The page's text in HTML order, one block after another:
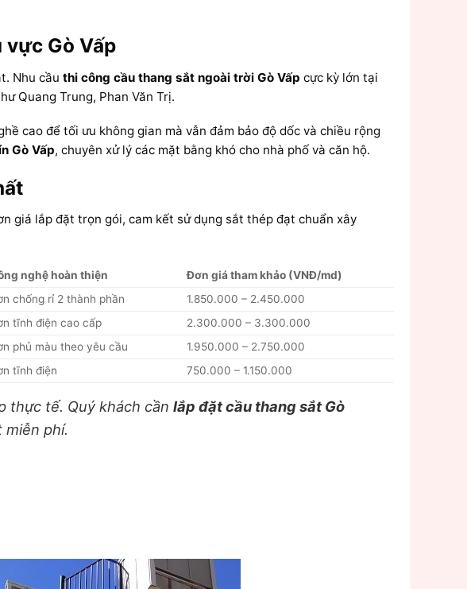
Gò Vấp
Nhu cầu thi công cầu thang sắt ngoài trời Gò Vấp cực kỳ lớn tại
Quang Trung, Phan Văn Trị.
cao để tối ưu không gian mà vẫn đảm bảo độ dốc và chiều rộng
Gò Vấp, chuyên xử lý các mặt bằng khó cho nhà phố và căn hộ.
giá lắp đặt trọn gói, cam kết sử dụng sắt thép đạt chuẩn xây
nghệ hoàn thiện
Đơn giá tham khảo (VNĐ/md)
chống rỉ 2 thành phần
1.850.000 – 2.450.000
tĩnh điện cao cấp
2.300.000 – 3.300.000
phủ màu theo yêu cầu
1.950.000 – 2.750.000
tĩnh điện 750.000 – 1.150.000
thực tế. Quý khách cầnlắp đặt cầu thang sắt Gò
phí.